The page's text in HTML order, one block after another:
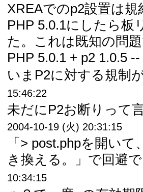
XREAでのp2設置は
PHP 5.0.1にしたら
た。これは既知の問
PHP 5.0.1 + p2 1.0.5
いまP2に対する規制
15:46:22
未だにP2お断りって
2004-10-19 (火) 20:31:15
「> post.phpを開い
き換える。」で回避
10:34:15